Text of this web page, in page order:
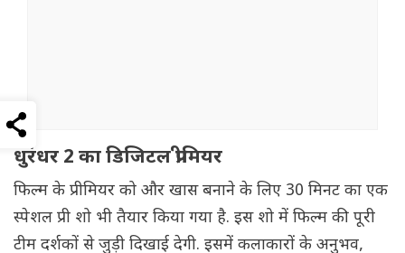
धुरंधर 2 का डिजिटल प्रीमियर
फिल्म के प्रीमियर को और खास बनाने के लिए 30 मिनट का एक
स्पेशल प्री शो भी तैयार किया गया है. इस शो में फिल्म की पूरी
टीम दर्शकों से जुड़ी दिखाई देगी. इसमें कलाकारों के अनुभव,